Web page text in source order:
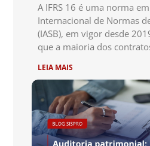
A IFRS 16 é uma norma
Internacional de Normas
(IASB), em vigor desde
que a maioria dos
LEIA MAIS